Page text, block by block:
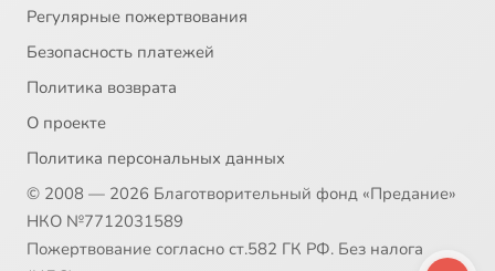
Регулярные пожертвования
Безопасность платежей
Политика возврата
О проекте
Политика персональных данных
© 2008 — 2026 Благотворительный фонд «Предание»
НКО №7712031589
Пожертвование согласно ст.582 ГК РФ. Без налога